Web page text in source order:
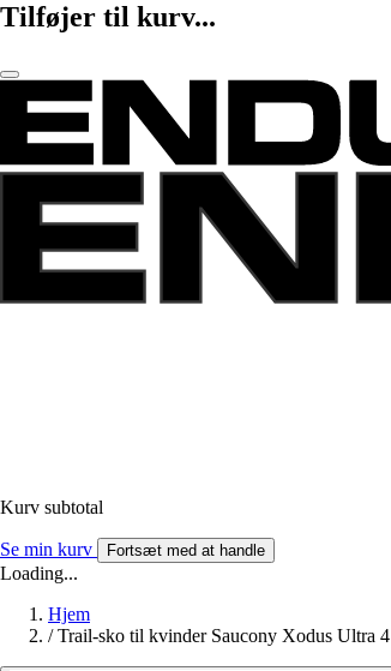
Tilføjer til kurv...
Kurv subtotal
Se min kurv Fortsæt med at handle
Loading...
Hjem
/ Trail-sko til kvinder Saucony Xodus Ultra 4